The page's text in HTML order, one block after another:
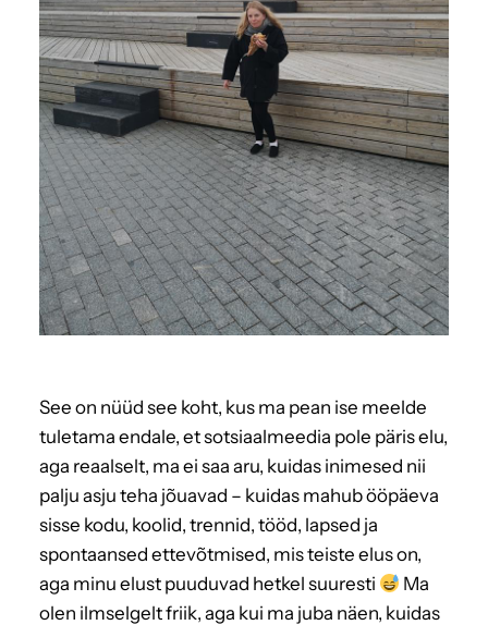
See on nüüd see koht, kus ma pean ise meelde
tuletama endale, et sotsiaalmeedia pole päris elu,
aga reaalselt, ma ei saa aru, kuidas inimesed nii
palju asju teha jõuavad – kuidas mahub ööpäeva
sisse kodu, koolid, trennid, tööd, lapsed ja
spontaansed ettevõtmised, mis teiste elus on,
aga minu elust puuduvad hetkel suuresti
Ma
olen ilmselgelt friik, aga kui ma juba näen, kuidas